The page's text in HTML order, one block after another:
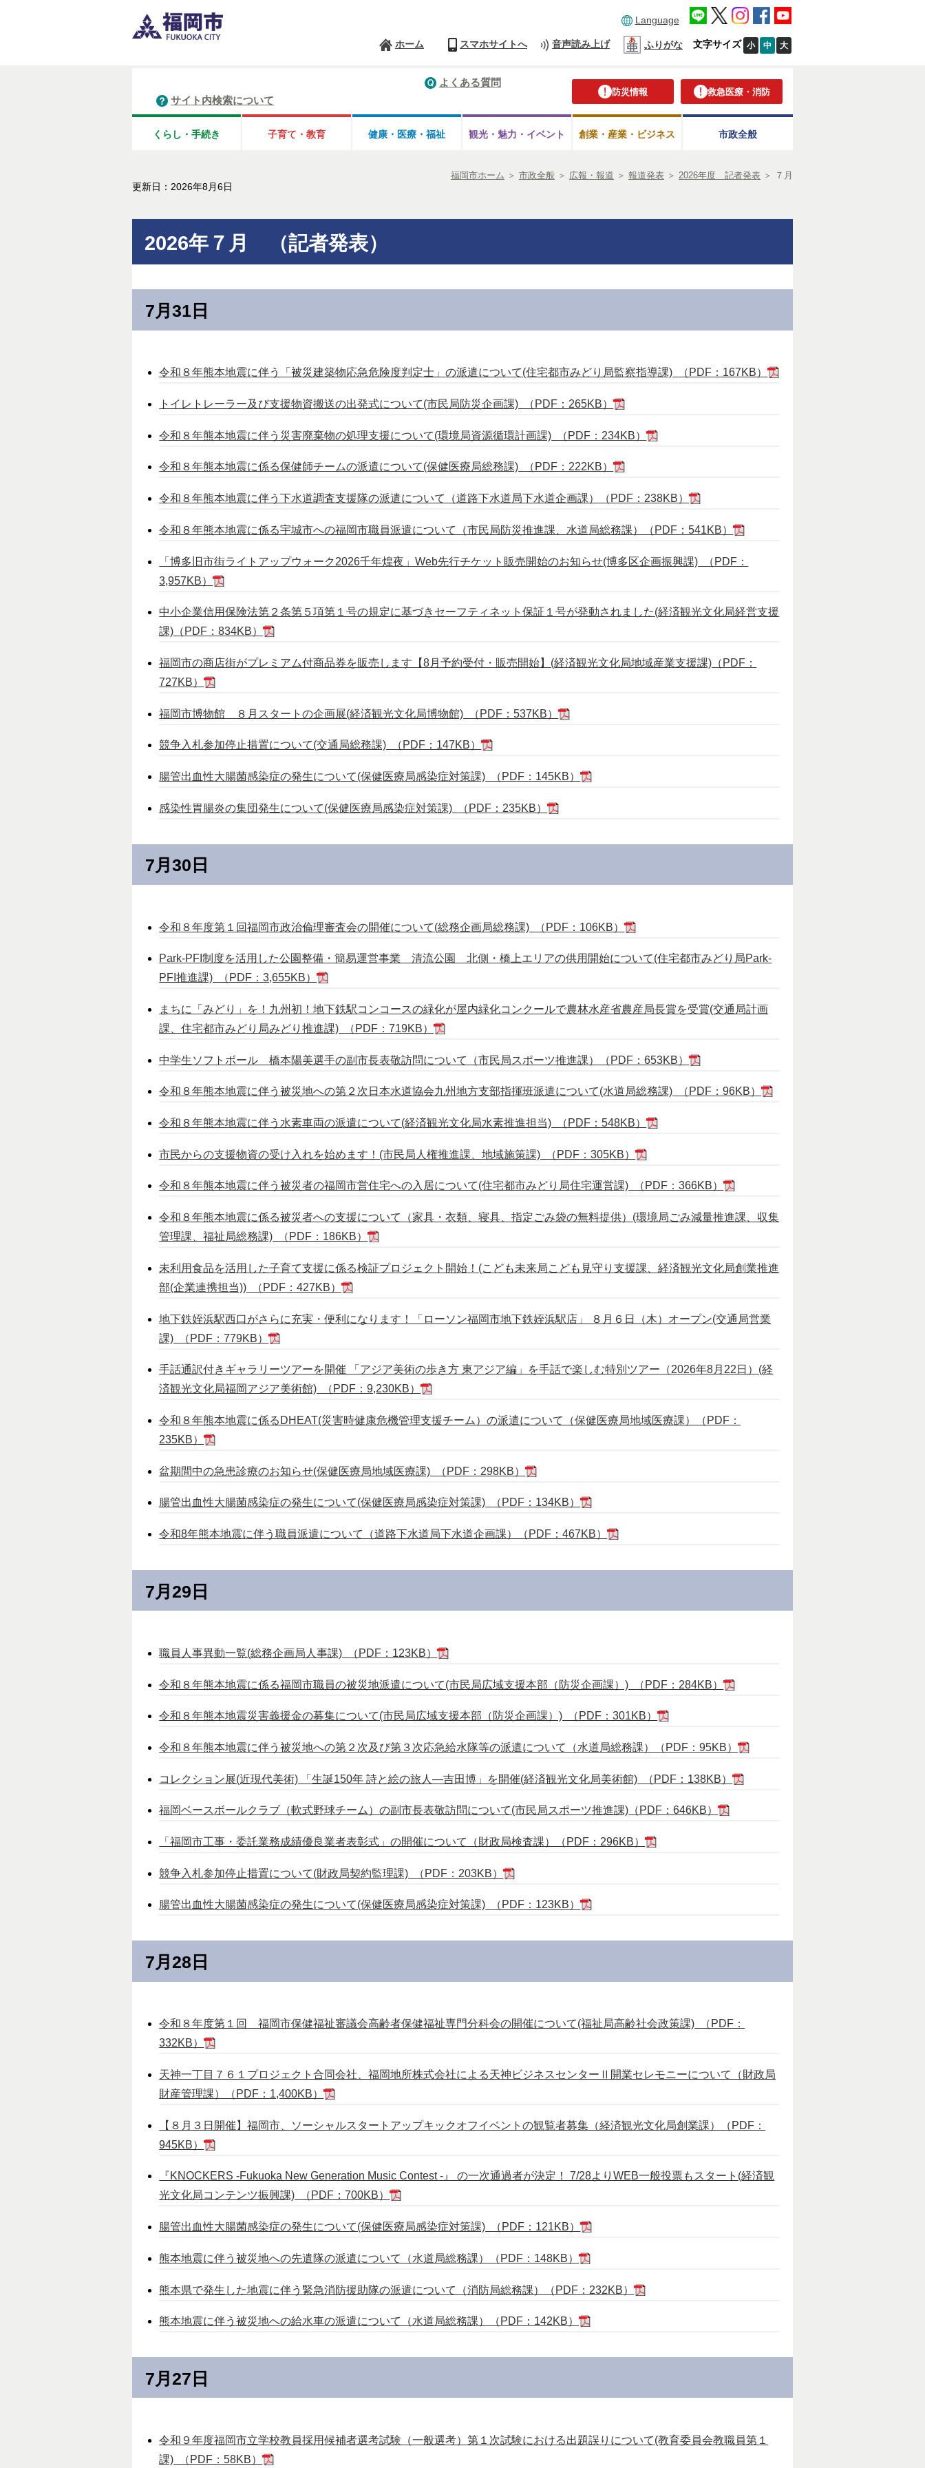
Language
ホーム スマホサイトへ 音声読み上げ ふりがな 文字サイズ 小 中 大
防災情報 救急医療・消防
よくある質問
サイト内検索について
くらし・手続き 子育て・教育 健康・医療・ 福祉 観光・魅力・ イベント 創業・産業・ビジネス 市政全般
福岡市ホーム ＞ 市政全般 ＞ 広報・報道 ＞ 報道発表 ＞ 2026年度 記者発表 ＞
７月
更新日：2026年8月6日
2026年７月 （記者発表）
7月31日
令和８年熊本地震に伴う「被災建築物応急危険度判定士」の派遣について(住宅都市みどり局監察指導課) （PDF：167KB）
トイレトレーラー及び支援物資搬送の出発式について(市民局防災企画課) （PDF：265KB）
令和８年熊本地震に伴う災害廃棄物の処理支援について(環境局資源循環計画課) （PDF：234KB）
令和８年熊本地震に係る保健師チームの派遣について(保健医療局総務課) （PDF：222KB）
令和８年熊本地震に伴う下水道調査支援隊の派遣について（道路下水道局下水道企画課）（PDF：238KB）
令和８年熊本地震に係る宇城市への福岡市職員派遣について（市民局防災推進課、水道局総務課）（PDF：541KB）
「博多旧市街ライトアップウォーク2026千年煌夜」Web先行チケット販売開始のお知らせ(博多区企画振興課) （PDF：
3,957KB）
中小企業信用保険法第２条第５項第１号の規定に基づきセーフティネット保証１号が発動されました(経済観光文化局経営支援
課)（PDF：834KB）
福岡市の商店街がプレミアム付商品券を販売します【8月予約受付・販売開始】(経済観光文化局地域産業支援課)（PDF：
727KB）
福岡市博物館 ８月スタートの企画展(経済観光文化局博物館) （PDF：537KB）
競争入札参加停止措置について(交通局総務課) （PDF：147KB）
腸管出血性大腸菌感染症の発生について(保健医療局感染症対策課) （PDF：145KB）
感染性胃腸炎の集団発生について(保健医療局感染症対策課) （PDF：235KB）
7月30日
令和８年度第１回福岡市政治倫理審査会の開催について(総務企画局総務課) （PDF：106KB）
Park-PFI制度を活用した公園整備・簡易運営事業 清流公園 北側・橋上エリアの供用開始について(住宅都市みどり局Park-
PFI推進課) （PDF：3,655KB）
まちに「みどり」を！九州初！地下鉄駅コンコースの緑化が屋内緑化コンクールで農林水産省農産局長賞を受賞(交通局計画
課、住宅都市みどり局みどり推進課) （PDF：719KB）
中学生ソフトボール 橋本陽美選手の副市長表敬訪問について（市民局スポーツ推進課）（PDF：653KB）
令和８年熊本地震に伴う被災地への第２次日本水道協会九州地方支部指揮班派遣について(水道局総務課) （PDF：96KB）
令和８年熊本地震に伴う水素車両の派遣について(経済観光文化局水素推進担当) （PDF：548KB）
市民からの支援物資の受け入れを始めます！(市民局人権推進課、地域施策課) （PDF：305KB）
令和８年熊本地震に伴う被災者の福岡市営住宅への入居について(住宅都市みどり局住宅運営課) （PDF：366KB）
令和８年熊本地震に係る被災者への支援について（家具・衣類、寝具、指定ごみ袋の無料提供）(環境局ごみ減量推進課、収集
管理課、福祉局総務課) （PDF：186KB）
未利用食品を活用した子育て支援に係る検証プロジェクト開始！(こども未来局こども見守り支援課、経済観光文化局創業推進
部(企業連携担当)) （PDF：427KB）
地下鉄姪浜駅西口がさらに充実・便利になります！「ローソン福岡市地下鉄姪浜駅店」 ８月６日（木）オープン(交通局営業
課) （PDF：779KB）
手話通訳付きギャラリーツアーを開催 「アジア美術の歩き方 東アジア編」を手話で楽しむ特別ツアー（2026年8月22日）(経
済観光文化局福岡アジア美術館) （PDF：9,230KB）
令和８年熊本地震に係るDHEAT(災害時健康危機管理支援チーム）の派遣について（保健医療局地域医療課）（PDF：
235KB）
盆期間中の急患診療のお知らせ(保健医療局地域医療課) （PDF：298KB）
腸管出血性大腸菌感染症の発生について(保健医療局感染症対策課) （PDF：134KB）
令和8年熊本地震に伴う職員派遣について（道路下水道局下水道企画課）（PDF：467KB）
7月29日
職員人事異動一覧(総務企画局人事課) （PDF：123KB）
令和８年熊本地震に係る福岡市職員の被災地派遣について(市民局広域支援本部（防災企画課）) （PDF：284KB）
令和８年熊本地震災害義援金の募集について(市民局広域支援本部（防災企画課）) （PDF：301KB）
令和８年熊本地震に伴う被災地への第２次及び第３次応急給水隊等の派遣について（水道局総務課）（PDF：95KB）
コレクション展(近現代美術) 「生誕150年 詩と絵の旅人―吉田博」を開催(経済観光文化局美術館) （PDF：138KB）
福岡ベースボールクラブ（軟式野球チーム）の副市長表敬訪問について(市民局スポーツ推進課)（PDF：646KB）
「福岡市工事・委託業務成績優良業者表彰式」の開催について（財政局検査課）（PDF：296KB）
競争入札参加停止措置について(財政局契約監理課) （PDF：203KB）
腸管出血性大腸菌感染症の発生について(保健医療局感染症対策課) （PDF：123KB）
7月28日
令和８年度第１回 福岡市保健福祉審議会高齢者保健福祉専門分科会の開催について(福祉局高齢社会政策課) （PDF：
332KB）
天神一丁目７６１プロジェクト合同会社、福岡地所株式会社による天神ビジネスセンターⅡ開業セレモニーについて（財政局
財産管理課）（PDF：1,400KB）
【８月３日開催】福岡市、ソーシャルスタートアップキックオフイベントの観覧者募集（経済観光文化局創業課）（PDF：
945KB）
『KNOCKERS -Fukuoka New Generation Music Contest -』 の一次通過者が決定！ 7/28よりWEB一般投票もスタート(経済観
光文化局コンテンツ振興課) （PDF：700KB）
腸管出血性大腸菌感染症の発生について(保健医療局感染症対策課) （PDF：121KB）
熊本地震に伴う被災地への先遣隊の派遣について（水道局総務課）（PDF：148KB）
熊本県で発生した地震に伴う緊急消防援助隊の派遣について（消防局総務課）（PDF：232KB）
熊本地震に伴う被災地への給水車の派遣について（水道局総務課）（PDF：142KB）
7月27日
令和９年度福岡市立学校教員採用候補者選考試験（一般選考）第１次試験における出題誤りについて(教育委員会教職員第１
課) （PDF：58KB）